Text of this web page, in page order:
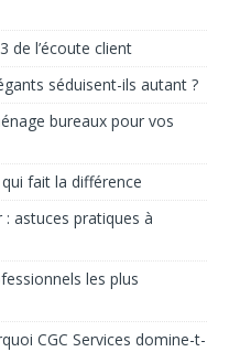
de l’écoute client
séduisent-ils autant ?
bureaux pour vos
fait la différence
astuces pratiques à
les plus
CGC Services domine-t-